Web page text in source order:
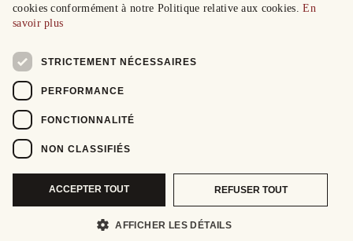
cookies conformément à notre Politique relative aux cookies.En
savoir plus
STRICTEMENT NÉCESSAIRES
PERFORMANCE
FONCTIONNALITÉ
NON CLASSIFIÉS
ACCEPTER TOUT REFUSER TOUT
AFFICHER LES DÉTAILS